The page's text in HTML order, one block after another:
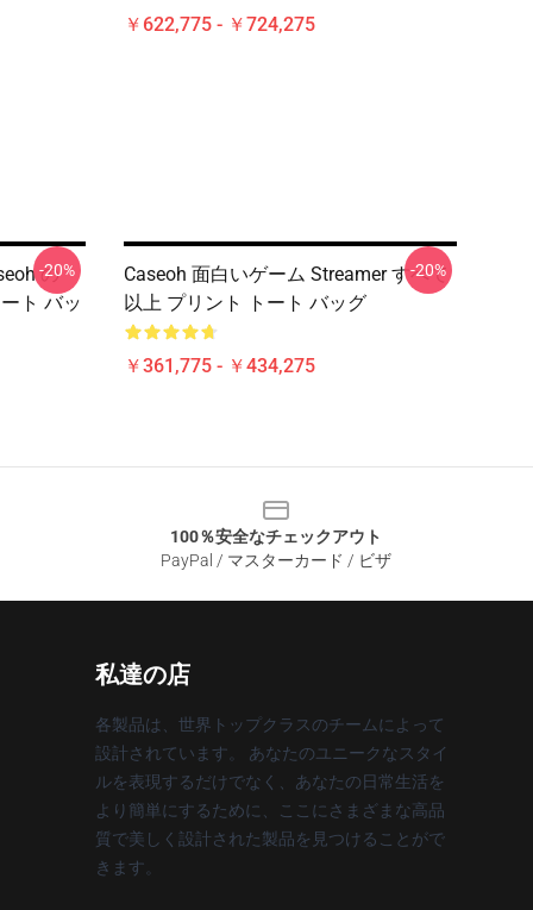
￥622,775 - ￥724,275
の
ト バッ
-20%
Caseoh 面白いゲーム Streamer すべて
以上 プリント トート バッグ
￥361,775 - ￥434,275
-20%
100％安全なチェックアウト
PayPal / マスターカード / ビザ
私達の店
各製品は、世界トップクラスのチームによって
設計されています。 あなたのユニークなスタイ
ルを表現するだけでなく、あなたの日常生活を
より簡単にするために、ここにさまざまな高品
質で美しく設計された製品を見つけることがで
きます。